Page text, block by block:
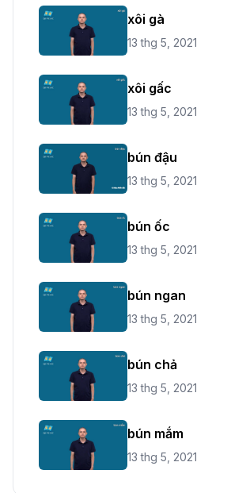
xôi gà
13 thg 5, 2021
xôi gấc
13 thg 5, 2021
bún đậu
13 thg 5, 2021
bún ốc
13 thg 5, 2021
bún ngan
13 thg 5, 2021
bún chả
13 thg 5, 2021
bún mắm
13 thg 5, 2021